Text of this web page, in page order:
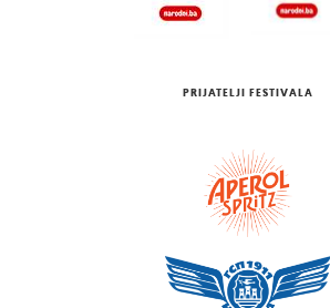
PRIJATELJI FESTIVALA